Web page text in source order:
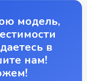
модель,
в
нам!